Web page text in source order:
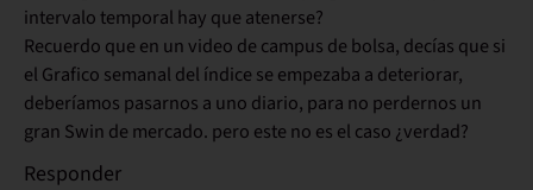
intervalo temporal hay que atenerse?
Recuerdo que en un video de campus de bolsa, decías que si
el Grafico semanal del índice se empezaba a deteriorar,
deberíamos pasarnos a uno diario, para no perdernos un
gran Swin de mercado. pero este no es el caso ¿verdad?
Responder